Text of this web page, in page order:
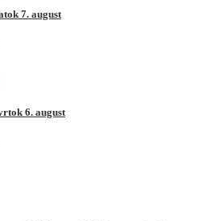
7. august
6. august